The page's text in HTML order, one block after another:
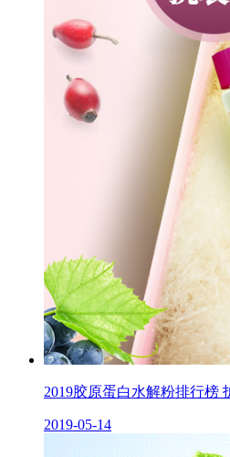
2019胶原蛋白水解粉排行榜
2019-05-14